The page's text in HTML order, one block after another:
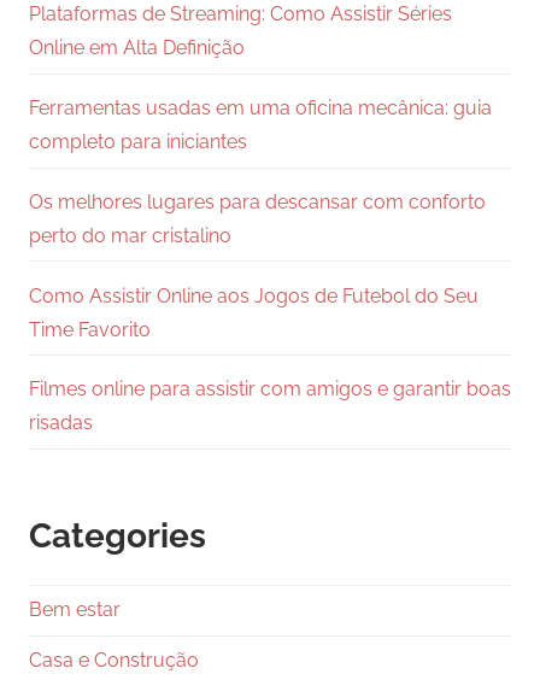
Plataformas de Streaming: Como Assistir Séries
Online em Alta Definição
Ferramentas usadas em uma oficina mecânica: guia
completo para iniciantes
Os melhores lugares para descansar com conforto
perto do mar cristalino
Como Assistir Online aos Jogos de Futebol do Seu
Time Favorito
Filmes online para assistir com amigos e garantir boas
risadas
Categories
Bem estar
Casa e Construção